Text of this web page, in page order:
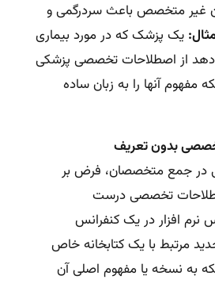
غیر متخصص باعث سردرگمی و
یک پزشک که در مورد بیماری
از اصطلاحات تخصصی پزشکی
مفهوم آنها را به زبان ساده
بدون تعریف
در جمع متخصصان، فرض بر
تخصصی درست
افزار در یک کنفرانس
مرتبط با یک کتابخانه خاص
به نسخه یا مفهوم اصلی آن